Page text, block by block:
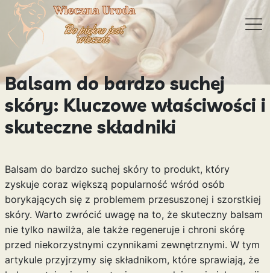
Balsam do bardzo suchej
skóry: Kluczowe właściwości i
skuteczne składniki
Balsam do bardzo suchej skóry to produkt, który
zyskuje coraz większą popularność wśród osób
borykających się z problemem przesuszonej i szorstkiej
skóry. Warto zwrócić uwagę na to, że skuteczny balsam
nie tylko nawilża, ale także regeneruje i chroni skórę
przed niekorzystnymi czynnikami zewnętrznymi. W tym
artykule przyjrzymy się składnikom, które sprawiają, że